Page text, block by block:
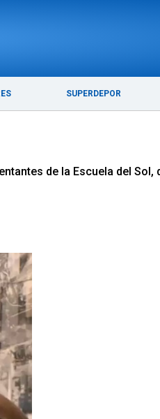
SUPERDEPOR
de la Escuela del